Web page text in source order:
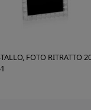
FOTO RITRATTO